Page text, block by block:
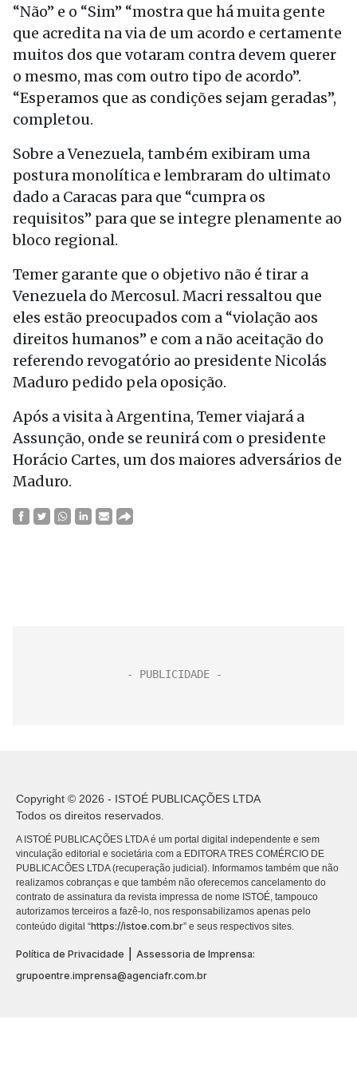
“Não” e o “Sim” “mostra que há muita gente
que acredita na via de um acordo e certamente
muitos dos que votaram contra devem querer
o mesmo, mas com outro tipo de acordo”.
“Esperamos que as condições sejam geradas”,
completou.
Sobre a Venezuela, também exibiram uma
postura monolítica e lembraram do ultimato
dado a Caracas para que “cumpra os
requisitos” para que se integre plenamente ao
bloco regional.
Temer garante que o objetivo não é tirar a
Venezuela do Mercosul. Macri ressaltou que
eles estão preocupados com a “violação aos
direitos humanos” e com a não aceitação do
referendo revogatório ao presidente Nicolás
Maduro pedido pela oposição.
Após a visita à Argentina, Temer viajará a
Assunção, onde se reunirá com o presidente
Horácio Cartes, um dos maiores adversários de
Maduro.
Copyright © 2026 - ISTOÉ PUBLICAÇÕES LTDA
Todos os direitos reservados.
A ISTOÉ PUBLICAÇÕES LTDA é um portal digital independente e sem
vinculação editorial e societária com a EDITORA TRES COMÉRCIO DE
PUBLICACÕES LTDA (recuperação judicial). Informamos também que não
realizamos cobranças e que também não oferecemos cancelamento do
contrato de assinatura da revista impressa de nome ISTOÉ, tampouco
autorizamos terceiros a fazê-lo, nos responsabilizamos apenas pelo
conteúdo digital “https://istoe.com.br” e seus respectivos sites.
Política de Privacidade
Assessoria de Imprensa:
grupoentre.imprensa@agenciafr.com.br